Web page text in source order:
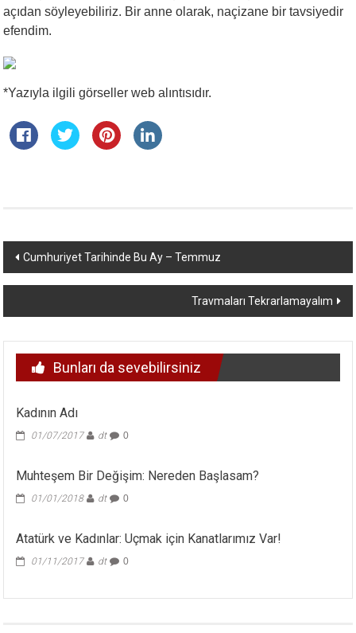
açıdan söyleyebiliriz. Bir anne olarak, naçizane bir tavsiyedir
efendim.
*Yazıyla ilgili görseller web alıntısıdır.
Yazı
dolaşımı
Cumhuriyet Tarihinde Bu Ay – Temmuz
Travmaları Tekrarlamayalım
Bunları da sevebilirsiniz
Kadının Adı
01/07/2017 dt 0
Muhteşem Bir Değişim: Nereden Başlasam?
01/01/2018 dt 0
Atatürk ve Kadınlar: Uçmak için Kanatlarımız Var!
01/11/2017 dt 0